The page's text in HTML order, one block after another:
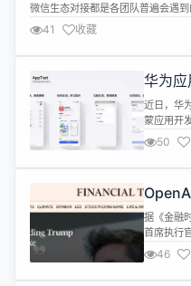
微信生态对接都是各团队普遍会遇
方案复用通用底层能力，本文客观
后端分离开发框架 Jboot-Plus 的技
资料可自行检索站点 jboot.plus 查
41 收藏
华为
发者
近日，华
蒙应用开
化、高效
程体验，
代节奏。
架，适配
试采用轻
50
股权
据《金融
首席执行
赠给一家
公司也将
问。这笔
46